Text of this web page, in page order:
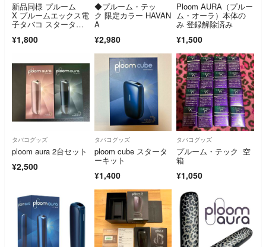
新品同様 プルーム
X プルームエックス電
子タバコ スターター
¥1,800
◆プルーム・テッ
ク 限定カラー HAVAN
A
¥2,980
Ploom AURA（プルー
ム・オーラ）本体の
み 登録解除済み
¥1,500
タバコグッズ
ploom aura 2台セット
¥2,500
タバコグッズ
ploom cube スタータ
ーキット
¥1,400
タバコグッズ
プルーム・テック 空
箱
¥1,050